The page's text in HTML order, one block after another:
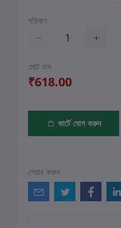
পরিমাণ
মোট দাম
₹618.00
কার্টে যোগ করুন
শেয়ার করুন